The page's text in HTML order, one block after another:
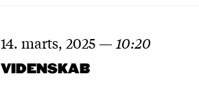
14. marts, 2025 — 10:20
VIDENSKAB